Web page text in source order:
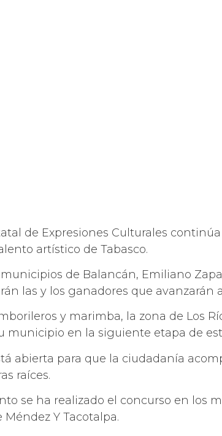
de Expresiones Culturales
artístico de Tabasco.
municipios de Balancán, Emiliano
las y los ganadores que avanzarán
y marimba, la zona de Los
municipio en la siguiente etapa de
abierta para que la ciudadanía
raíces.
se ha realizado el concurso en los
Méndez Y Tacotalpa.